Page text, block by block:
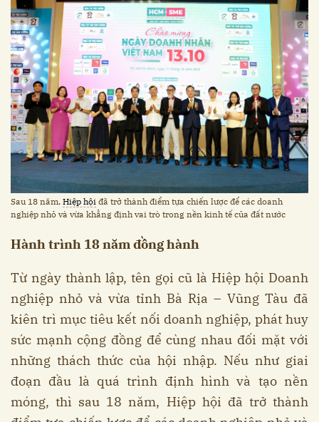
Sau 18 năm, Hiệp hội đã trở thành điểm tựa chiến lược để các doanh
nghiệp nhỏ và vừa khẳng định vai trò trong nền kinh tế của đất nước
Hành trình 18 năm đồng hành
Từ ngày thành lập, tên gọi cũ là Hiệp hội Doanh
nghiệp nhỏ và vừa tỉnh Bà Rịa – Vũng Tàu đã
kiên trì mục tiêu kết nối doanh nghiệp, phát huy
sức mạnh cộng đồng để cùng nhau đối mặt với
những thách thức của hội nhập. Nếu như giai
đoạn đầu là quá trình định hình và tạo nền
móng, thì sau 18 năm, Hiệp hội đã trở thành